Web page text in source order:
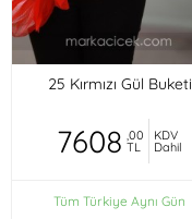
25 Kırmızı Gül Buketi
7608 ,00
TL
KDV
Dahil
Tüm Türkiye Aynı Gün